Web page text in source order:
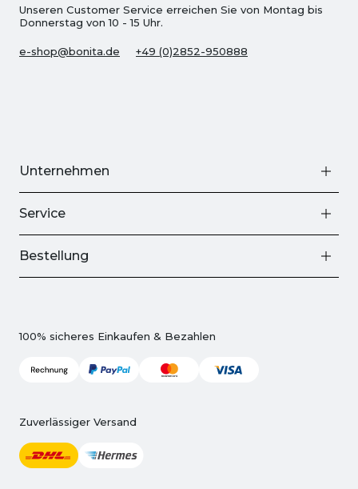
Unseren Customer Service erreichen Sie von Montag bis
Donnerstag von 10 - 15 Uhr.
e-shop@bonita.de +49 (0)2852-950888
Unternehmen
Service
Bestellung
100% sicheres Einkaufen & Bezahlen
Zuverlässiger Versand